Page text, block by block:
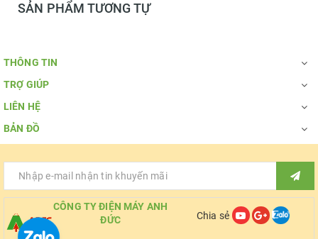
SẢN PHẨM TƯƠNG TỰ
THÔNG TIN
TRỢ GIÚP
LIÊN HỆ
BẢN ĐỒ
CÔNG TY ĐIỆN MÁY ANH
ĐỨC
Chia sẻ